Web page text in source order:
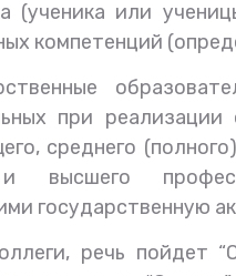
(ученика или
компетенций
при реализации
среднего
и высшего
государственную
речь пойдет “